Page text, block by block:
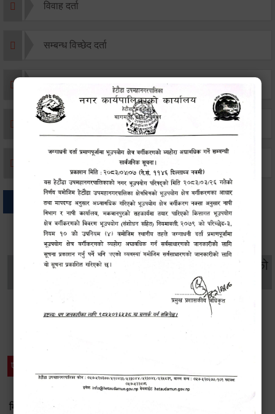
विवाह दर्ता
सम्बन्ध विच्छेद दर्ता
बसाइ-सराई जाने/आउने दर्ता
मृत्यू दर्ता
थप विवरणहरु
सामाजिक सुरक्षा तथा
सूचनाको
प्रेस नोट
मिति २०८३ जेष्ठ १७ गते बसेको ८३औं नगर कार्यपालिकाको बैठकको